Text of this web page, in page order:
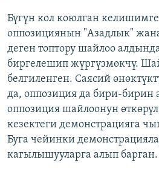
ДАНИСТЕ
АЗАТТЫК+
ЫҢГАЙСЫЗ СУРООЛОР
ЭЕ/АРнун бардык сайттары
Бүгүн кол коюлган
оппозициянын "Азадлык"
деген топтору шайлоо
биргелешип жүргүзмөкчү.
белгиленген. Саясий
да, оппозиция да бири-бирин
оппозиция шайлоонун
кезектеги демонстрацияга
Буга чейинки
кагылышууларга алып барган.